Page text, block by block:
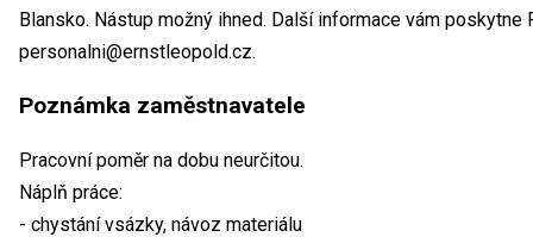
Blansko. Nástup možný ihned. Další informace vám poskytne
personalni@ernstleopold.cz.
Poznámka zaměstnavatele
Pracovní poměr na dobu neurčitou.
Náplň práce:
- chystání vsázky, návoz materiálu